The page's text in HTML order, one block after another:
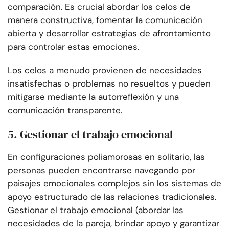
comparación. Es crucial abordar los celos de
manera constructiva, fomentar la comunicación
abierta y desarrollar estrategias de afrontamiento
para controlar estas emociones.
Los celos a menudo provienen de necesidades
insatisfechas o problemas no resueltos y pueden
mitigarse mediante la autorreflexión y una
comunicación transparente.
5. Gestionar el trabajo emocional
En configuraciones poliamorosas en solitario, las
personas pueden encontrarse navegando por
paisajes emocionales complejos sin los sistemas de
apoyo estructurado de las relaciones tradicionales.
Gestionar el trabajo emocional (abordar las
necesidades de la pareja, brindar apoyo y garantizar